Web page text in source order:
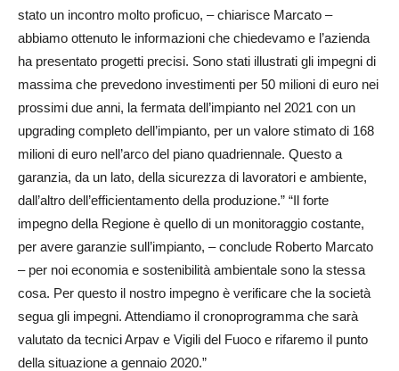
stato un incontro molto proficuo, – chiarisce Marcato –
abbiamo ottenuto le informazioni che chiedevamo e l’azienda
ha presentato progetti precisi. Sono stati illustrati gli impegni di
massima che prevedono investimenti per 50 milioni di euro nei
prossimi due anni, la fermata dell’impianto nel 2021 con un
upgrading completo dell’impianto, per un valore stimato di 168
milioni di euro nell’arco del piano quadriennale. Questo a
garanzia, da un lato, della sicurezza di lavoratori e ambiente,
dall’altro dell’efficientamento della produzione.” “Il forte
impegno della Regione è quello di un monitoraggio costante,
per avere garanzie sull’impianto, – conclude Roberto Marcato
– per noi economia e sostenibilità ambientale sono la stessa
cosa. Per questo il nostro impegno è verificare che la società
segua gli impegni. Attendiamo il cronoprogramma che sarà
valutato da tecnici Arpav e Vigili del Fuoco e rifaremo il punto
della situazione a gennaio 2020.”